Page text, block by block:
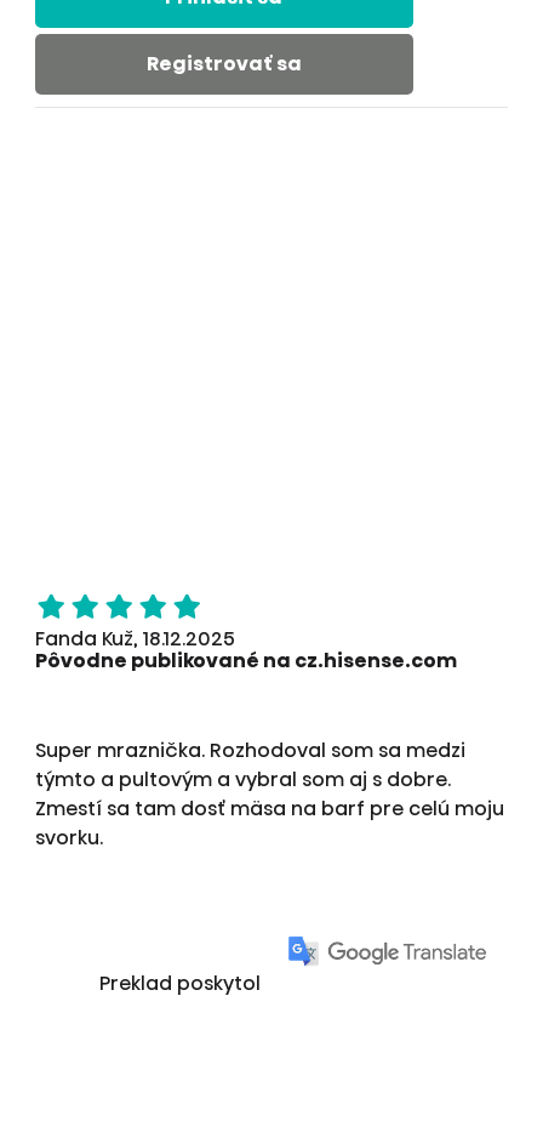
Registrovať sa
Fanda Kuž, 18.12.2025
Pôvodne publikované na cz.hisense.com
Super mraznička. Rozhodoval som sa medzi
týmto a pultovým a vybral som aj s dobre.
Zmestí sa tam dosť mäsa na barf pre celú moju
svorku.
Preklad poskytol